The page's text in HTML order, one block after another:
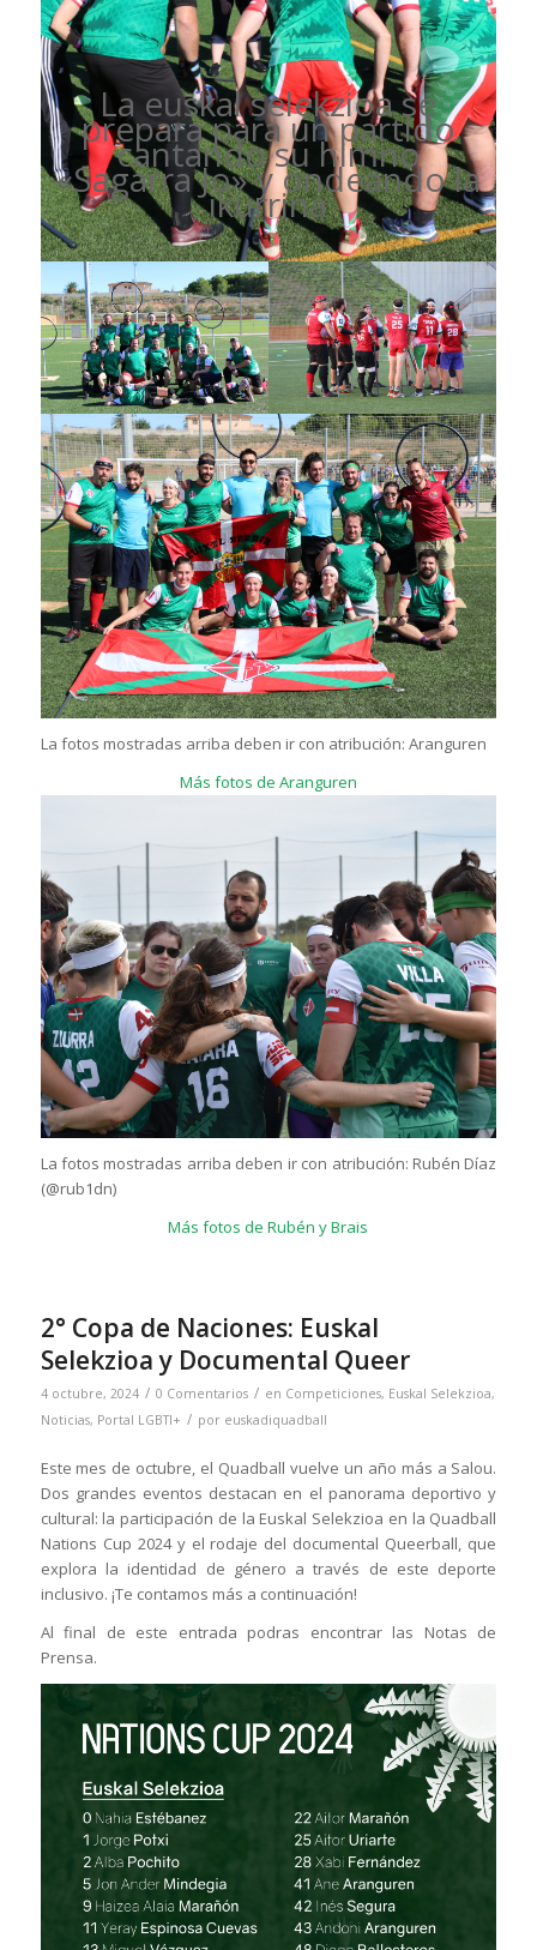
La euskal selekzioa se
prepara para un partido
cantando su himno
«Sagarra Jo» y ondeando la
ikurrina
La fotos mostradas arriba deben ir con atribución: Aranguren
Más fotos de Aranguren
La fotos mostradas arriba deben ir con atribución: Rubén Díaz
(@rub1dn)
Más fotos de Rubén y Brais
2° Copa de Naciones: Euskal
Selekzioa y Documental Queer
4 octubre, 2024 / 0 Comentarios / en Competiciones, Euskal Selekzioa,
Noticias, Portal LGBTI+ / por euskadiquadball
Este mes de octubre, el Quadball vuelve un año más a Salou.
Dos grandes eventos destacan en el panorama deportivo y
cultural: la participación de la Euskal Selekzioa en la Quadball
Nations Cup 2024 y el rodaje del documental Queerball, que
explora la identidad de género a través de este deporte
inclusivo. ¡Te contamos más a continuación!
Al final de este entrada podras encontrar las Notas de
Prensa.